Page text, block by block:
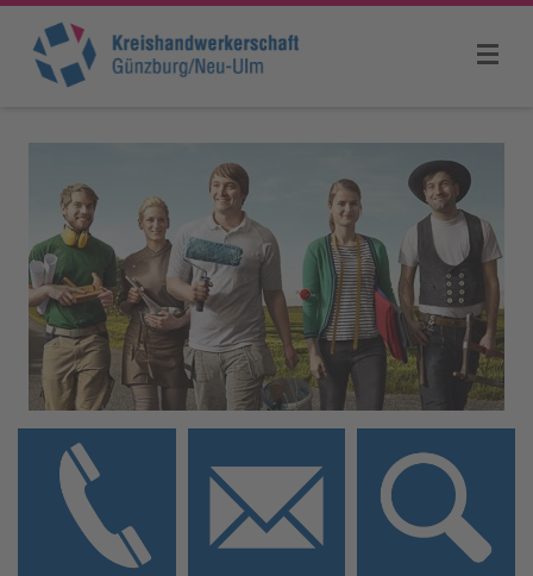
Aktuelles
KHW für Sie
Ansprechpartner
Innungen
Ausbildung
Handwerkersuche